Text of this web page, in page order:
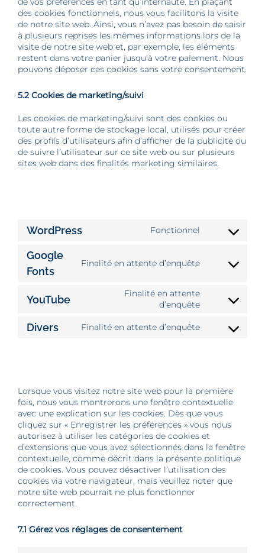
des cookies fonctionnels, nous vous facilitons la visite
de notre site web. Ainsi, vous n’avez pas besoin de saisir
à plusieurs reprises les mêmes informations lors de la
visite de notre site web et, par exemple, les éléments
restent dans votre panier jusqu’à votre paiement. Nous
pouvons déposer ces cookies sans votre consentement.
5.2 Cookies de marketing/suivi
Les cookies de marketing/suivi sont des cookies ou
toute autre forme de stockage local, utilisés pour créer
des profils d’utilisateurs afin d’afficher de la publicité ou
de suivre l’utilisateur sur ce site web ou sur plusieurs
sites web dans des finalités marketing similaires.
WordPress Fonctionnel Consent
wordpress
Google
Fonts
Finalité en attente d’enquêteConsent
service
google-
YouTube
Finalité en attente
d’enquêteConsent
service
Divers Finalité en attente d’enquête Consent
Lorsque vous visitez notre site web pour la première
fois, nous vous montrerons une fenêtre contextuelle
avec une explication sur les cookies. Dès que vous
cliquez sur « Enregistrer les préférences » vous nous
autorisez à utiliser les catégories de cookies et
d’extensions que vous avez sélectionnés dans la fenêtre
contextuelle, comme décrit dans la présente politique
de cookies. Vous pouvez désactiver l’utilisation des
cookies via votre navigateur, mais veuillez noter que
notre site web pourrait ne plus fonctionner
correctement.
7.1 Gérez vos réglages de consentement